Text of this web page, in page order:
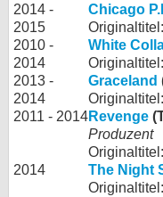
2014 -
2015
Chicago
2010 -
2014
White
2013 -
2014
Graceland
2011 - 2014Revenge
Produzent
2014
The Night